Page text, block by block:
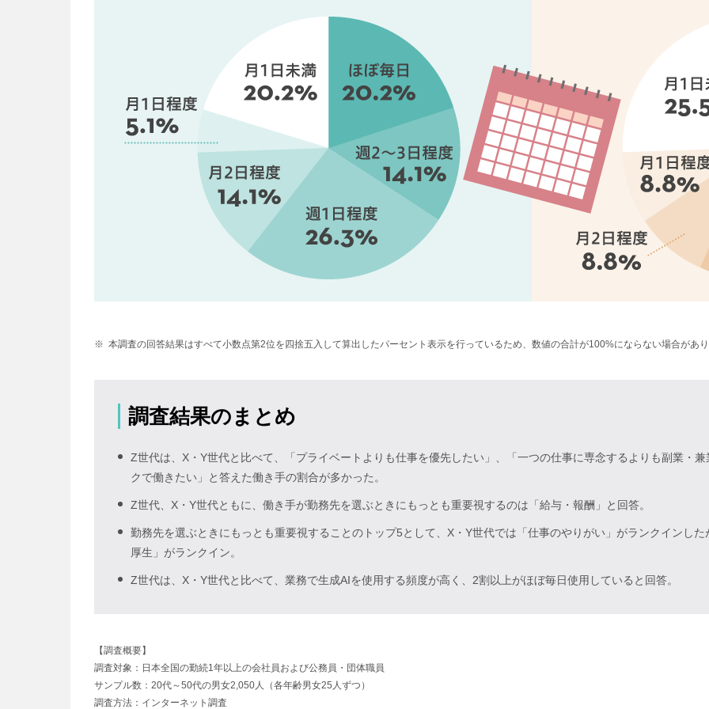
※ 本調査の回答結果はすべて小数点第2位を四捨五入して算出したパーセント表示を行っているため、数値の合計が100%にならない場合があ
調査結果のまとめ
Z世代は、X・Y世代と比べて、「プライベートよりも仕事を優先したい」、「一つの仕事に専念するよりも副業・
クで働きたい」と答えた働き手の割合が多かった。
Z世代、X・Y世代ともに、働き手が勤務先を選ぶときにもっとも重要視するのは「給与・報酬」と回答。
勤務先を選ぶときにもっとも重要視することのトップ5として、X・Y世代では「仕事のやりがい」がランクインし
厚生」がランクイン。
Z世代は、X・Y世代と比べて、業務で生成AIを使用する頻度が高く、2割以上がほぼ毎日使用していると回答。
【調査概要】
調査対象：日本全国の勤続1年以上の会社員および公務員・団体職員
サンプル数：20代～50代の男女2,050人（各年齢男女25人ずつ）
調査方法：インターネット調査